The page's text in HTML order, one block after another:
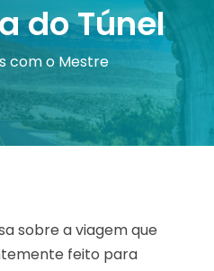
do Túnel
com o Mestre
sobre a viagem que
feito para